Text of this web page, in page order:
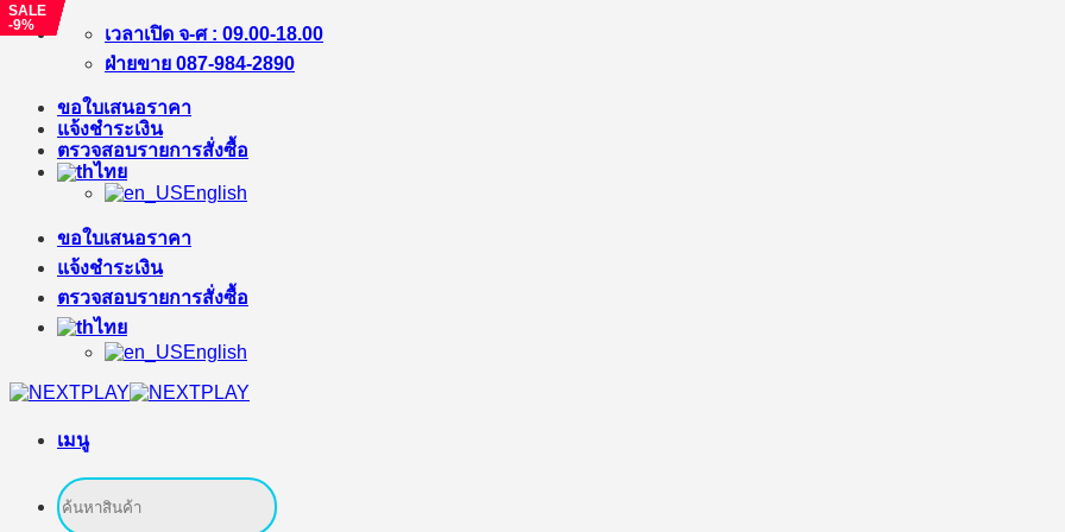
ข้าม
เนื้อหา
เวลาเปิด จ-ศ : 09.00-18.00
ฝ่ายขาย 087-984-2890
ขอใบเสนอราคา
แจ้งชำระเงิน
ตรวจสอบรายการสั่งซื้อ
ไทย
English
ขอใบเสนอราคา
แจ้งชำระเงิน
ตรวจสอบรายการสั่งซื้อ
ไทย
English
เมนู
ค้นหา:
SALE
-9%
SALE
-15%
SALE
-20%
SALE
-29%
SALE
-9%